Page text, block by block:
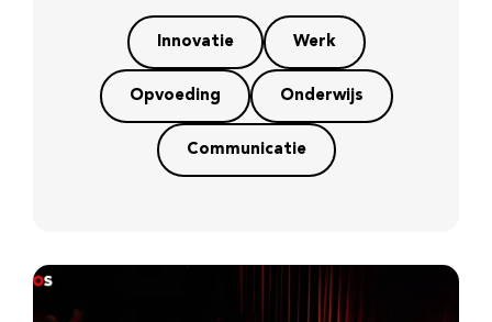
Innovatie Werk
Opvoeding Onderwijs
Communicatie